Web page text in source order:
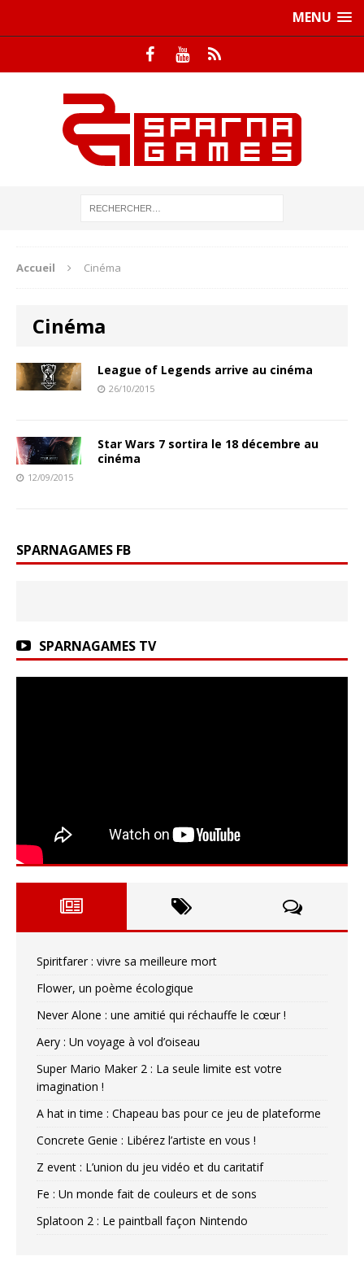
MENU
Accueil Cinéma
Cinéma
League of Legends arrive au cinéma
26/10/2015
Star Wars 7 sortira le 18 décembre au
cinéma
12/09/2015
SPARNAGAMES FB
SPARNAGAMES TV
Spiritfarer : vivre sa meilleure mort
Flower, un poème écologique
Never Alone : une amitié qui réchauffe le cœur !
Aery : Un voyage à vol d’oiseau
Super Mario Maker 2 : La seule limite est votre
imagination !
A hat in time : Chapeau bas pour ce jeu de plateforme
Concrete Genie : Libérez l’artiste en vous !
Z event : L’union du jeu vidéo et du caritatif
Fe : Un monde fait de couleurs et de sons
Splatoon 2 : Le paintball façon Nintendo